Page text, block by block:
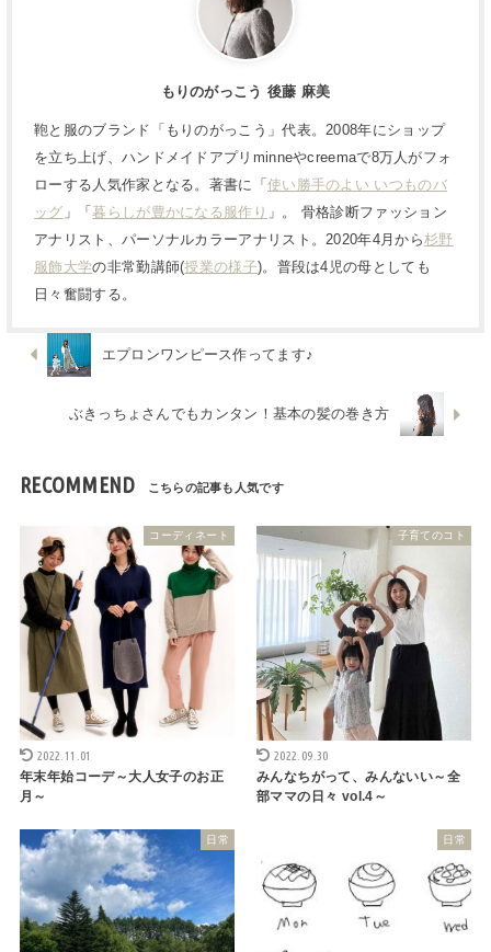
もりのがっこう 後藤 麻美
鞄と服のブランド「もりのがっこう」代表。2008年にショップ
を立ち上げ、ハンドメイドアプリminneやcreemaで8万人がフォ
ローする人気作家となる。著書に「 使い勝手のよい いつものバ
ッグ 」「暮らしが豊かになる服作り 」。 骨格診断ファッション
アナリスト、パーソナルカラーアナリスト。2020年4月から杉野
服飾大学の非常勤講師(授業の様子)。普段は4児の母としても
日々奮闘する。
エプロンワンピース作ってます♪
ぶきっちょさんでもカンタン！基本の髪の巻き方
RECOMMEND
コーディネート
2022.11.01
年末年始コーデ～大人女子のお正
月～
子育てのコト
2022.09.30
みんなちがって、みんないい～全
部ママの日々 vol.4～
日常 日常